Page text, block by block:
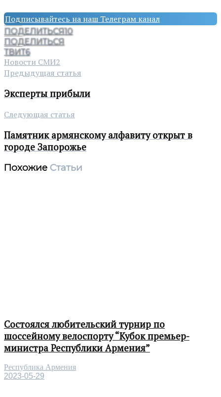
Подписывайтесь на наш Телеграм канал
ПОДЕЛИТЬСЯ10
ПОДЕЛИТЬСЯ
ТВИТ6
Новости СМИ2
Предыдущая статья
Эксперты прибыли
Следующая статья
Памятник армянскому алфавиту открыт в
городе Запорожье
Похожие Статьи
Состоялся любительский турнир по
шоссейному велоспорту “Кубок премьер-
министра Республики Армения”
Республика Армения
2023-05-29